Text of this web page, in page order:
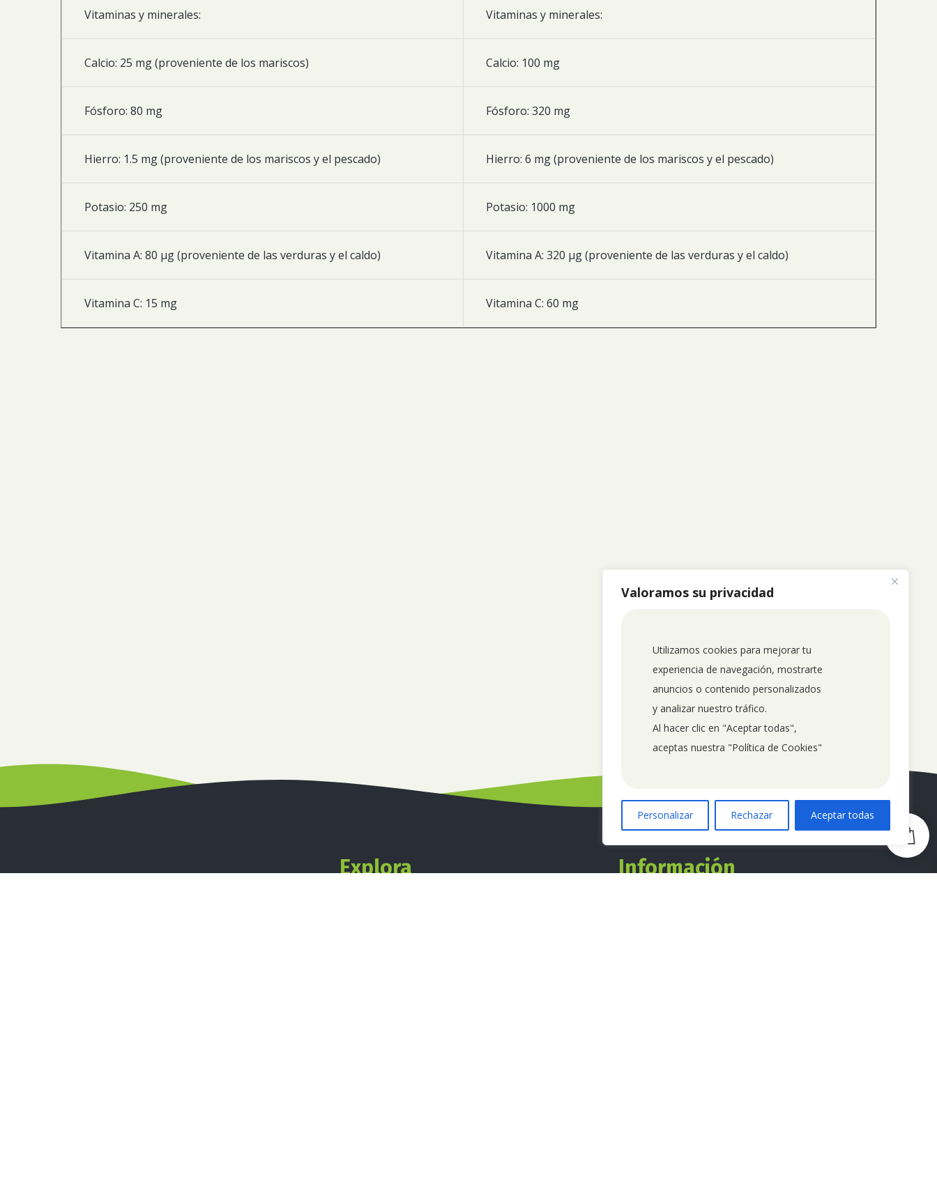
Valoramos su privacidad
Utilizamos cookies para mejorar tu
experiencia de navegación, mostrarte
anuncios o contenido personalizados
y analizar nuestro tráfico.
Al hacer clic en "Aceptar todas",
aceptas nuestra "Política de Cookies"
Personalizar Rechazar Aceptar todas
Vitaminas y minerales: Vitaminas y minerales:
Calcio: 25 mg (proveniente de los mariscos) Calcio: 100 mg
Fósforo: 80 mg Fósforo: 320 mg
Hierro: 1.5 mg (proveniente de los mariscos y el pescado) Hierro: 6 mg (proveniente de los mariscos y el pescado)
Potasio: 250 mg Potasio: 1000 mg
Vitamina A: 80 µg (proveniente de las verduras y el caldo) Vitamina A: 320 µg (proveniente de las verduras y el caldo)
Vitamina C: 15 mg Vitamina C: 60 mg
Explora Información